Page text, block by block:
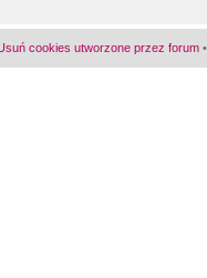
cookies utworzone przez forum